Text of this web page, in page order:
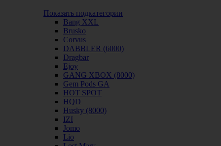
Показать подкатегории
Bang XXL
Brusko
Corvus
DABBLER (6000)
Dragbar
Ejoy
GANG XBOX (8000)
Gem Pods GA
HOT SPOT
HQD
Husky (8000)
IZI
Jomo
Lio